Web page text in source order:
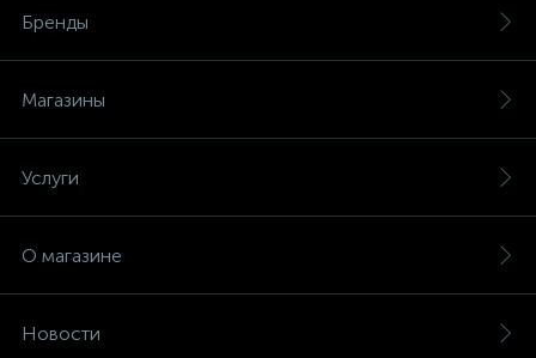
Бренды
Магазины
Услуги
О магазине
Новости